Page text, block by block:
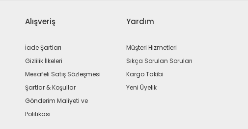
Alışveriş
İade Şartları
Gizlilik İlkeleri
Mesafeli Satış Sözleşmesi
Şartlar & Koşullar
Gönderim Maliyeti ve
Politikası
Yardım
Müşteri Hizmetleri
Sıkça Sorulan Soruları
Kargo Takibi
Yeni Üyelik